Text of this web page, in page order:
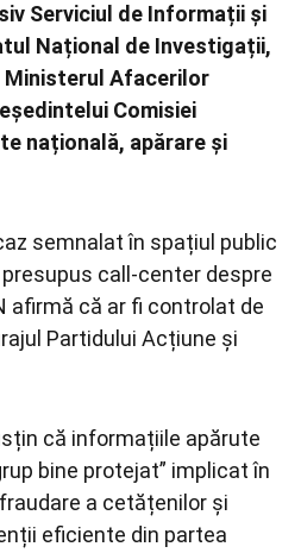
Serviciul de Informații și
Național de Investigații,
Ministerul Afacerilor
Comisiei
națională, apărare și
semnalat în spațiul public
call-center despre
afirmă că ar fi controlat de
Partidului Acțiune și
că informațiile apărute
bine protejat” implicat în
a cetățenilor și
eficiente din partea